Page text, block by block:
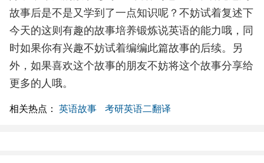
故事后是不是又学到了一点知识呢？不妨试着复述下
今天的这则有趣的故事培养锻炼说英语的能力哦，同
时如果你有兴趣不妨试着编编此篇故事的后续。另
外，如果喜欢这个故事的朋友不妨将这个故事分享给
更多的人哦。
相关热点： 英语故事 考研英语二翻译